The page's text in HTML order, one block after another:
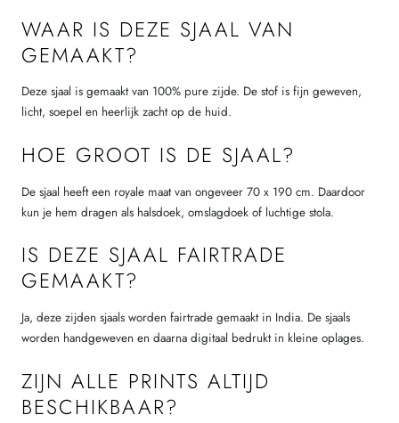
WAAR IS DEZE SJAAL VAN
GEMAAKT?
Deze sjaal is gemaakt van 100% pure zijde. De stof is fijn geweven,
licht, soepel en heerlijk zacht op de huid.
HOE GROOT IS DE SJAAL?
De sjaal heeft een royale maat van ongeveer 70 x 190 cm. Daardoor
kun je hem dragen als halsdoek, omslagdoek of luchtige stola.
IS DEZE SJAAL FAIRTRADE
GEMAAKT?
Ja, deze zijden sjaals worden fairtrade gemaakt in India. De sjaals
worden handgeweven en daarna digitaal bedrukt in kleine oplages.
ZIJN ALLE PRINTS ALTIJD
BESCHIKBAAR?